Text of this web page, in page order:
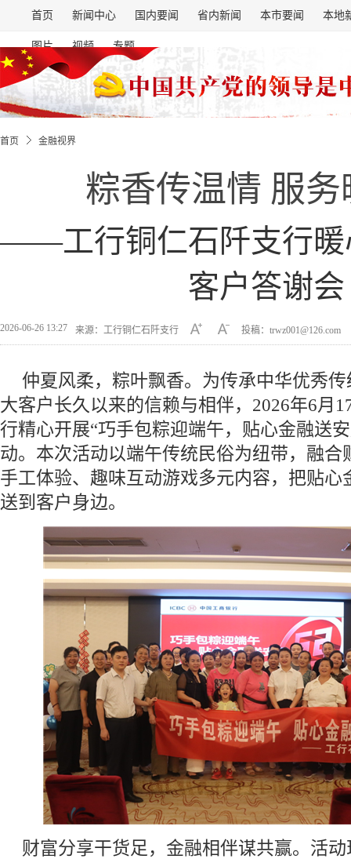
首页 新闻中心 国内要闻 省内新闻 本市要闻 本地
图片 视频 专题
首页 金融视界
粽香传温情 服
——工行铜仁石阡支行暖
客户答谢会
2026-06-26 13:27 来源：工行铜仁石阡支行 投稿：trwz001@126.com
仲夏风柔，粽叶飘香。为传承中华优秀
大客户长久以来的信赖与相伴，2026年6月
行精心开展“巧手包粽迎端午，贴心金融送
动。本次活动以端午传统民俗为纽带，融合
手工体验、趣味互动游戏多元内容，把贴心
送到客户身边。
财富分享干货足，金融相伴谋共赢。活